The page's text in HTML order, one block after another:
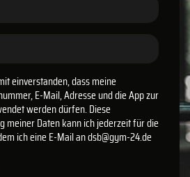
einverstanden, dass meine
E-Mail, Adresse und die App zur
werden dürfen. Diese
meiner Daten kann ich jederzeit für die
ich eine E-Mail an dsb@gym-24.de